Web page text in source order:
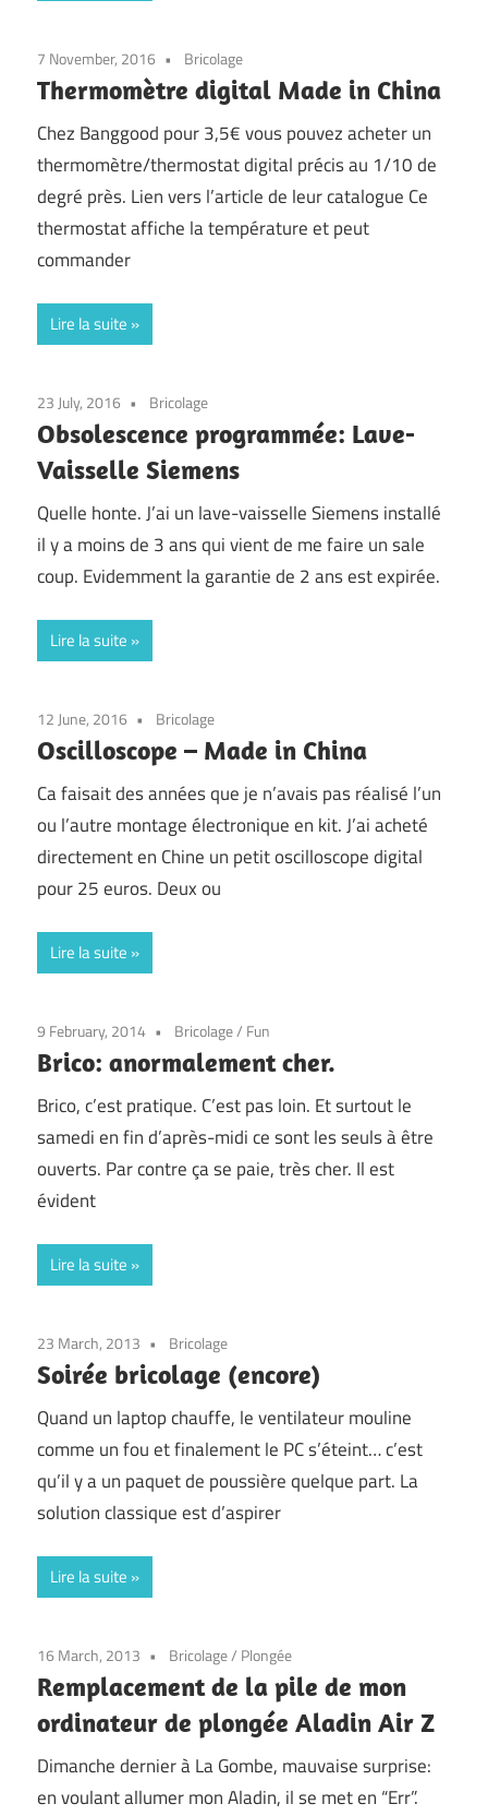
7 November, 2016 Bricolage
Thermomètre digital Made in China
Chez Banggood pour 3,5€ vous pouvez acheter un
thermomètre/thermostat digital précis au 1/10 de
degré près. Lien vers l’article de leur catalogue Ce
thermostat affiche la température et peut
commander
Lire la suite
23 July, 2016 Bricolage
Obsolescence programmée: Lave-
Vaisselle Siemens
Quelle honte. J’ai un lave-vaisselle Siemens installé
il y a moins de 3 ans qui vient de me faire un sale
coup. Evidemment la garantie de 2 ans est expirée.
Lire la suite
12 June, 2016 Bricolage
Oscilloscope – Made in China
Ca faisait des années que je n’avais pas réalisé l’un
ou l’autre montage électronique en kit. J’ai acheté
directement en Chine un petit oscilloscope digital
pour 25 euros. Deux ou
Lire la suite
9 February, 2014 Bricolage/ Fun
Brico: anormalement cher.
Brico, c’est pratique. C’est pas loin. Et surtout le
samedi en fin d’après-midi ce sont les seuls à être
ouverts. Par contre ça se paie, très cher. Il est
évident
Lire la suite
23 March, 2013 Bricolage
Soirée bricolage (encore)
Quand un laptop chauffe, le ventilateur mouline
comme un fou et finalement le PC s’éteint… c’est
qu’il y a un paquet de poussière quelque part. La
solution classique est d’aspirer
Lire la suite
16 March, 2013 Bricolage/ Plongée
Remplacement de la pile de mon
ordinateur de plongée Aladin Air Z
Dimanche dernier à La Gombe, mauvaise surprise:
en voulant allumer mon Aladin, il se met en “Err”.